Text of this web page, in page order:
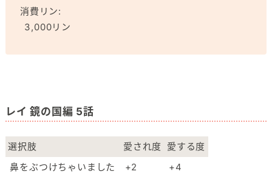
消費リン:
3,000リン
レイ 鏡の国編 5話
選択肢 愛され度 愛する度
鼻をぶつけちゃいました
+2
+4